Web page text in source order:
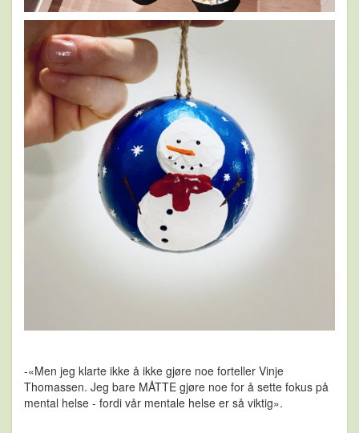
-«Men jeg klarte ikke å ikke gjøre noe forteller Vinje
Thomassen. Jeg bare MÅTTE gjøre noe for å sette fokus på
mental helse - fordi vår mentale helse er så viktig».